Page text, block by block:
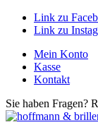
Link zu
Link zu
Mein Konto
Kasse
Kontakt
Sie haben Fragen?